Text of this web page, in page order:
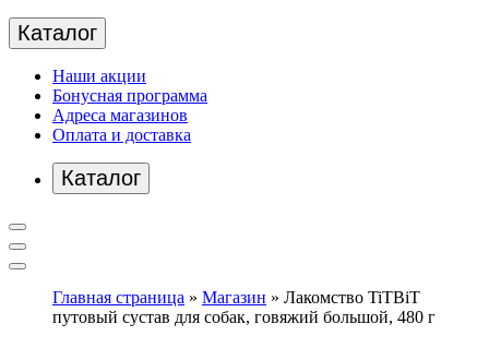
Каталог
Наши акции
Бонусная программа
Адреса магазинов
Оплата и доставка
Каталог
Главная страница » Магазин » Лакомство TiTBiT
путовый сустав для собак, говяжий большой, 480 г